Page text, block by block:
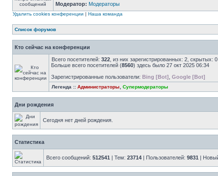
Модератор: Модераторы
Удалить cookies конференции | Наша команда
Список форумов
Кто сейчас на конференции
Всего посетителей: 322 , из них зарегистрированных: 2, скрытых:
Больше всего посетителей (8560) здесь было 27 окт 2025 06:34
Зарегистрированные пользователи: Bing [Bot] Google [Bot]
Легенда :: Администраторы Супермодераторы
Дни рождения
Сегодня нет дней рождения.
Статистика
Всего сообщений: 512541 | Тем: 23714 | Пользователей: 9831 |